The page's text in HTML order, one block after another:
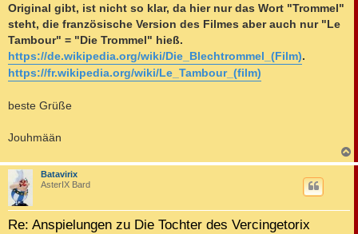
Original gibt, ist nicht so klar, da hier nur das Wort "Trommel"
steht, die französische Version des Filmes aber auch nur "Le
Tambour" = "Die Trommel" hieß.
https://de.wikipedia.org/wiki/Die_Blechtrommel_(Film).
https://fr.wikipedia.org/wiki/Le_Tambour_(film)
beste Grüße
Jouhmään
a
Batavirix
AsterIX Bard
Re: Anspielungen zu Die Tochter des Vercingetorix